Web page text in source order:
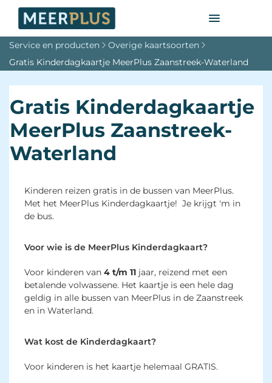
Service en producten
Overige kaartsoorten
Gratis Kinderdagkaartje MeerPlus Zaanstreek-Waterland
Gratis Kinderdagkaartje
MeerPlus Zaanstreek-
Waterland
Kinderen reizen gratis in de bussen van MeerPlus.
Met het MeerPlus Kinderdagkaartje! Je krijgt 'm in
de bus.
Voor wie is de MeerPlus Kinderdagkaart?
Voor kinderen van 4 t/m 11 jaar, reizend met een
betalende volwassene. Het kaartje is een hele dag
geldig in alle bussen van MeerPlus in de Zaanstreek
en in Waterland.
Wat kost de Kinderdagkaart?
Voor kinderen is het kaartje helemaal GRATIS.